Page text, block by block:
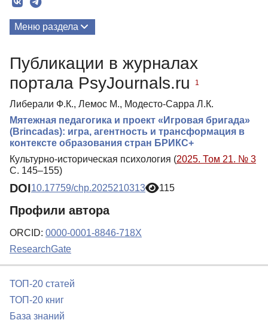
Меню раздела
Медиа-материалы
Публикации в журналах
портала PsyJournals.ru
1
Либерали Ф.К., Лемос М., Модесто-Сарра Л.К.
Мятежная педагогика и проект «Игровая бригада»
(Brincadas): игра, агентность и трансформация в
контексте образования стран БРИКС+
Культурно-историческая психология (2025. Том 21. № 3
С. 145–155)
DOI10.17759/chp.2025210313 115
Профили автора
ORCID: 0000-0001-8846-718X
ResearchGate
ТОП-20 статей
ТОП-20 книг
База знаний